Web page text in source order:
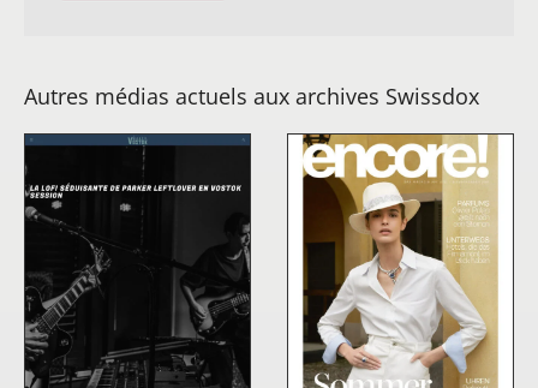
Autres médias actuels aux archives Swissdox